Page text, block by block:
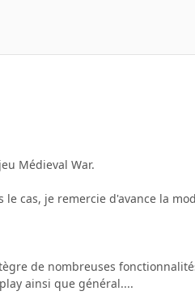
Médieval War.
cas, je remercie d'avance la
de nombreuses
ainsi que général....